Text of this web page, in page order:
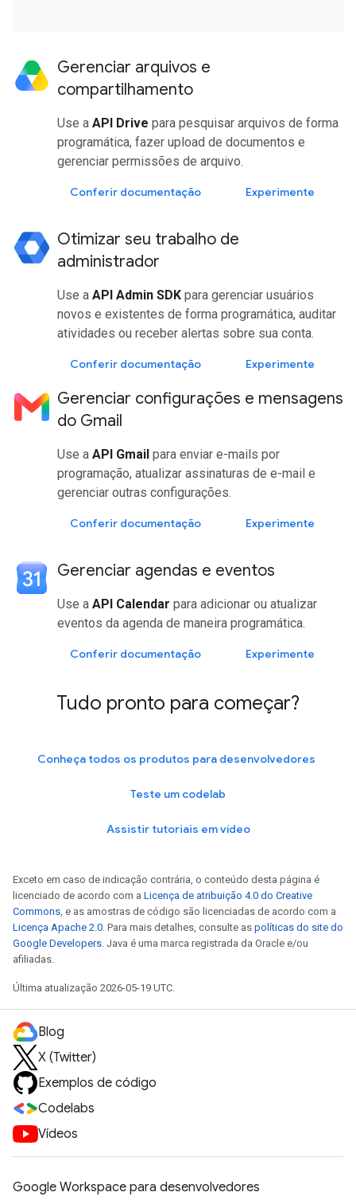
Gerenciar arquivos e
compartilhamento
Use a API Drive para pesquisar arquivos de forma
programática, fazer upload de documentos e
gerenciar permissões de arquivo.
Conferir documentação Experimente
Otimizar seu trabalho de
administrador
Use a API Admin SDK para gerenciar usuários
novos e existentes de forma programática, auditar
atividades ou receber alertas sobre sua conta.
Conferir documentação Experimente
Gerenciar configurações e mensagens
do Gmail
Use a API Gmail para enviar e-mails por
programação, atualizar assinaturas de e-mail e
gerenciar outras configurações.
Conferir documentação Experimente
Gerenciar agendas e eventos
Use a API Calendar para adicionar ou atualizar
eventos da agenda de maneira programática.
Conferir documentação Experimente
Tudo pronto para começar?
Conheça todos os produtos para desenvolvedores
Teste um codelab
Assistir tutoriais em vídeo
Exceto em caso de indicação contrária, o conteúdo desta página é
licenciado de acordo com a Licença de atribuição 4.0 do Creative
Commons , e as amostras de código são licenciadas de acordo com a
Licença Apache 2.0 . Para mais detalhes, consulte as políticas do site do
Google Developers . Java é uma marca registrada da Oracle e/ou
afiliadas.
Última atualização 2026-05-19 UTC.
Blog
X (Twitter)
Exemplos de código
Codelabs
Vídeos
Google Workspace para desenvolvedores